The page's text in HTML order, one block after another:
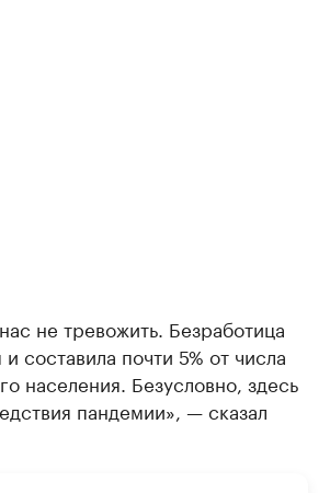
не тревожить. Безработица
составила почти 5% от числа
населения. Безусловно, здесь
пандемии», — сказал